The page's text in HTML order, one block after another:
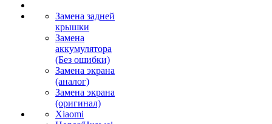
Замена задней
крышки
Замена
аккумулятора
(Без ошибки)
Замена экрана
(аналог)
Замена экрана
(оригинал)
Xiaomi